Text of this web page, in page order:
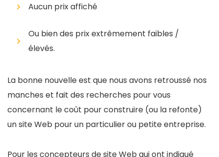
Aucun prix affiché
Ou bien des prix extrêmement faibles /
élevés.
La bonne nouvelle est que nous avons retroussé nos
manches et fait des recherches pour vous
concernant le coût pour construire (ou la refonte)
un site Web pour un particulier ou petite entreprise.
Pour les concepteurs de site Web qui ont indiqué